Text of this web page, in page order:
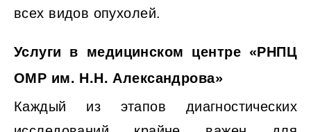
всех видов опухолей.
Услуги в медицинском центре «РНПЦ
ОМР им. Н.Н. Александрова»
Каждый из этапов диагностических